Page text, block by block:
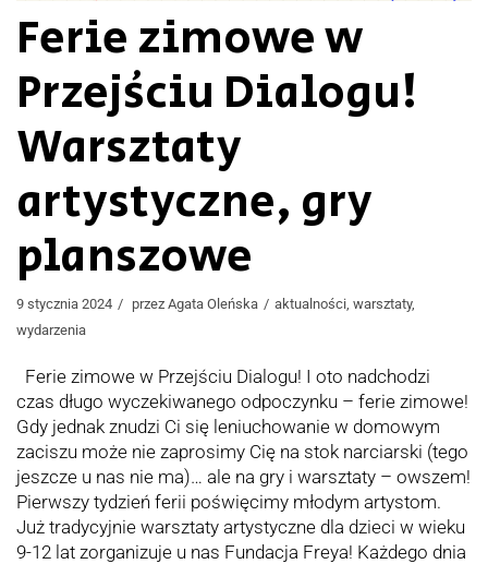
Ferie zimowe w
Przejściu Dialogu!
Warsztaty
artystyczne, gry
planszowe
9 stycznia 2024 przez Agata Oleńska aktualności warsztaty,
wydarzenia
Ferie zimowe w Przejściu Dialogu! I oto nadchodzi
czas długo wyczekiwanego odpoczynku – ferie zimowe!
Gdy jednak znudzi Ci się leniuchowanie w domowym
zaciszu może nie zaprosimy Cię na stok narciarski (tego
jeszcze u nas nie ma)… ale na gry i warsztaty – owszem!
Pierwszy tydzień ferii poświęcimy młodym artystom.
Już tradycyjnie warsztaty artystyczne dla dzieci w wieku
9-12 lat zorganizuje u nas Fundacja Freya! Każdego dnia